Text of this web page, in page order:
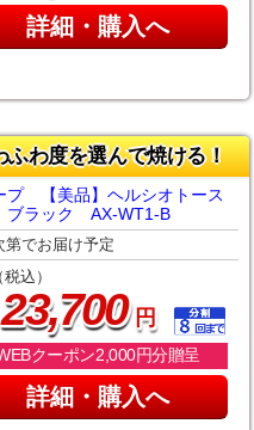
詳細・購入へ
わ度を選んで焼ける！
プ 【美品】ヘルシオトース
ラック AX-WT1-B
第でお届け予定
税込）
23,700円
クーポン2,000円分贈呈
詳細・購入へ